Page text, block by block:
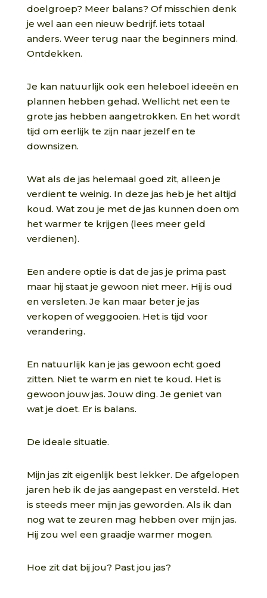
doelgroep? Meer balans? Of misschien denk
je wel aan een nieuw bedrijf. iets totaal
anders. Weer terug naar the beginners mind.
Ontdekken.
Je kan natuurlijk ook een heleboel ideeën en
plannen hebben gehad. Wellicht net een te
grote jas hebben aangetrokken. En het wordt
tijd om eerlijk te zijn naar jezelf en te
downsizen.
Wat als de jas helemaal goed zit, alleen je
verdient te weinig. In deze jas heb je het altijd
koud. Wat zou je met de jas kunnen doen om
het warmer te krijgen (lees meer geld
verdienen).
Een andere optie is dat de jas je prima past
maar hij staat je gewoon niet meer. Hij is oud
en versleten. Je kan maar beter je jas
verkopen of weggooien. Het is tijd voor
verandering.
En natuurlijk kan je jas gewoon echt goed
zitten. Niet te warm en niet te koud. Het is
gewoon jouw jas. Jouw ding. Je geniet van
wat je doet. Er is balans.
De ideale situatie.
Mijn jas zit eigenlijk best lekker. De afgelopen
jaren heb ik de jas aangepast en versteld. Het
is steeds meer mijn jas geworden. Als ik dan
nog wat te zeuren mag hebben over mijn jas.
Hij zou wel een graadje warmer mogen.
Hoe zit dat bij jou? Past jou jas?